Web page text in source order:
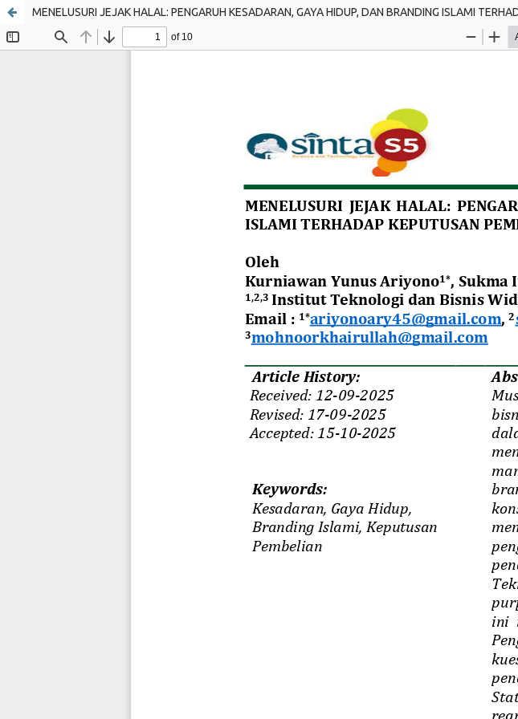
MENELUSURI JEJAK HALAL: PENGARUH KESADARAN, GAYA HIDUP, DAN BRANDING ISLAMI